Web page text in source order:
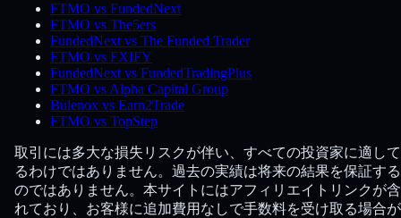
FTMO vs FundedNext
FTMO vs The5ers
FundedNext vs The Funded Trader
FTMO vs FXIFY
FundedNext vs FundedTradingPlus
FTMO vs Alpha Capital Group
Bulenox vs Earn2Trade
FTMO vs TopStep
取引には多大な損失リスクが伴い、すべての投資家に適し
るわけではありません。過去の実績は将来の結果を保証す
のではありません。本サイトにはアフィリエイトリンクが
れており、お客様に追加費用なしで手数料を受け取る場合